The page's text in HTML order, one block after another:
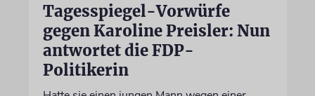
Tagesspiegel-Vorwürfe
gegen Karoline Preisler: Nun
antwortet die FDP-
Politikerin